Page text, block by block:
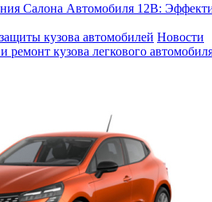
Салона Автомобиля 12В:
кузова автомобилей Новости
ремонт кузова легкового